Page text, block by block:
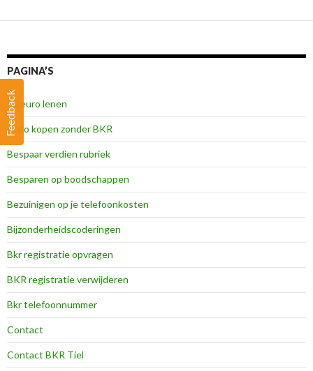
PAGINA’S
50 euro lenen
Auto kopen zonder BKR
Bespaar verdien rubriek
Besparen op boodschappen
Bezuinigen op je telefoonkosten
Bijzonderheidscoderingen
Bkr registratie opvragen
BKR registratie verwijderen
Bkr telefoonnummer
Contact
Contact BKR Tiel
Feedback